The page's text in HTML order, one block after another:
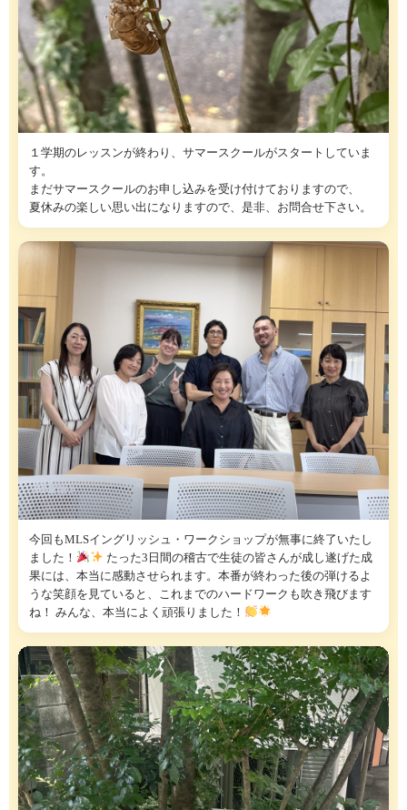
１学期のレッスンが終わり、サマースクールがスタートしていま
す。
まだサマースクールのお申し込みを受け付けておりますので、
夏休みの楽しい思い出になりますので、是非、お問合せ下さい。
今回もMLSイングリッシュ・ワークショップが無事に終了いたし
ました！
たった3日間の稽古で生徒の皆さんが成し遂げた成
果には、本当に感動させられます。本番が終わった後の弾けるよ
うな笑顔を見ていると、これまでのハードワークも吹き飛びます
ね！ みんな、本当によく頑張りました！